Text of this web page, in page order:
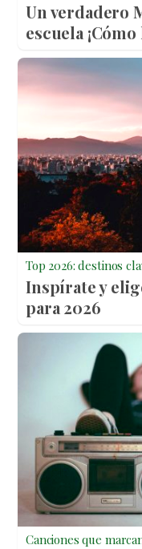
Un verdadero
escuela
Top 2026: destinos
Inspírate y
para 2026
Canciones que